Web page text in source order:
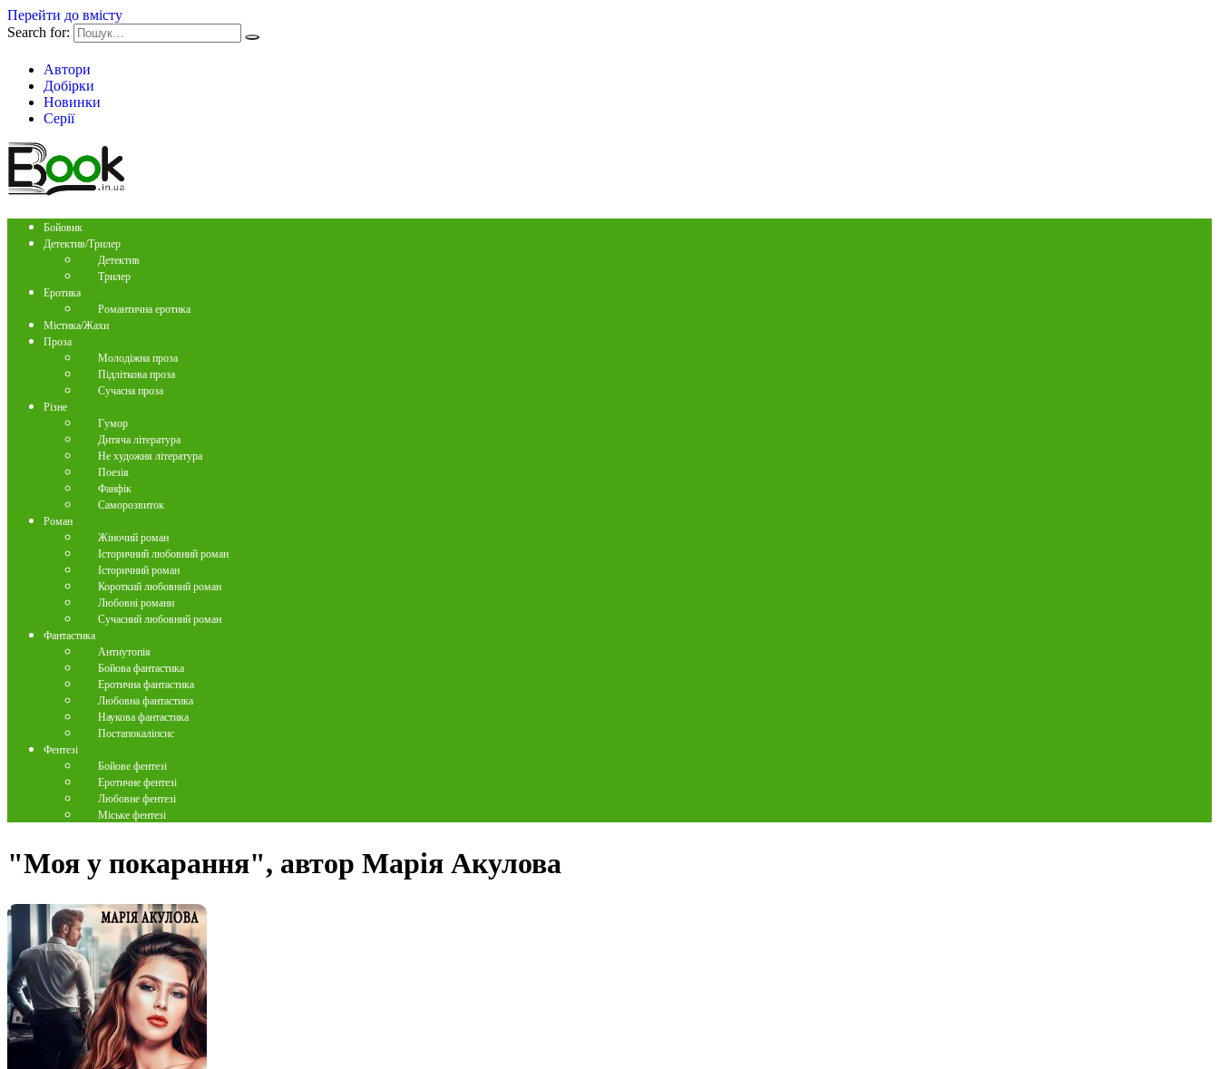
Перейти до вмісту
Search for:
Автори
Добірки
Новинки
Серії
Бойовик
Детектив/Трилер
Детектив
Трилер
Еротика
Романтична еротика
Містика/Жахи
Проза
Молодіжна проза
Підліткова проза
Сучасна проза
Різне
Гумор
Дитяча література
Не художня література
Поезія
Фанфік
Саморозвиток
Роман
Жіночий роман
Історичний любовний роман
Історичний роман
Короткий любовний роман
Любовні романи
Сучасний любовний роман
Фантастика
Антиутопія
Бойова фантастика
Еротична фантастика
Любовна фантастика
Наукова фантастика
Постапокаліпсис
Фентезі
Бойове фентезі
Еротичне фентезі
Любовне фентезі
Міське фентезі
"Моя у покарання", автор Марія Акулова